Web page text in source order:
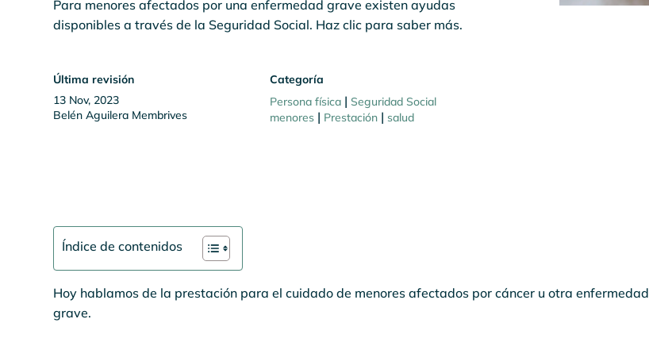
Para menores afectados por una enfermedad grave existen ayudas
disponibles a través de la Seguridad Social. Haz clic para saber más.
Última revisión
13 Nov, 2023
Belén Aguilera Membrives
Categoría
Persona física |Seguridad Social
menores | Prestación | salud
Índice de contenidos
Hoy hablamos de la prestación para el cuidado de menores afectados por cáncer u otra enfermedad
grave.